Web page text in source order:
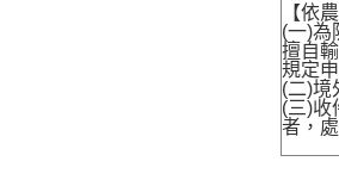
【依
(一)為
擅自
規定
(二)境
(三)收
者，